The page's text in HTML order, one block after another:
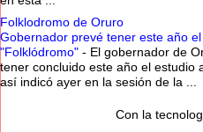
Folklodromo de Oruro
Gobernador prevé tener este año
"Folklódromo" - El gobernador de
tener concluido este año el estudio
así indicó ayer en la sesión de la ...
Con la